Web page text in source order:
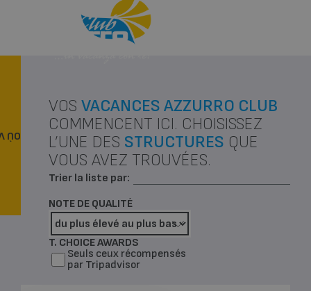
VOS VACANCES AZZURRO CLUB
COMMENCENT ICI. CHOISISSEZ
L’UNE DES STRUCTURES QUE
VOUS AVEZ TROUVÉES.
Trier la liste par:
NOTE DE QUALITÉ
T. CHOICE AWARDS
Seuls ceux récompensés
par Tripadvisor